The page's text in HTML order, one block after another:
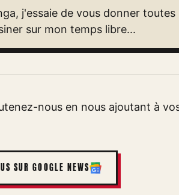
j'essaie de vous donner toutes
sur mon temps libre...
nous en nous ajoutant à
SUR GOOGLE NEWS